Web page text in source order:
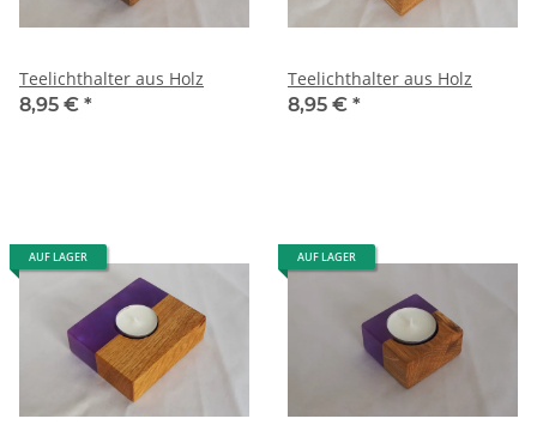
Teelichthalter aus Holz
8,95 € *
Teelichthalter aus Holz
8,95 € *
AUF LAGER AUF LAGER